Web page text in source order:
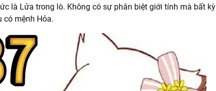
là Lửa trong lò. Không có sự phân biệt giới tính mà bất kỳ
có mệnh Hỏa.